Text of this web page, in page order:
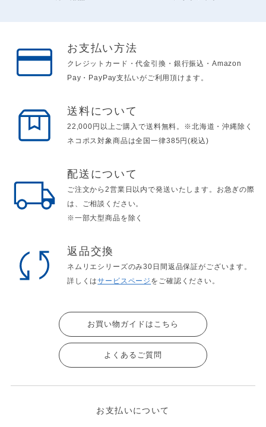
お支払い方法
クレジットカード・代金引換・銀行振込・Amazon
Pay・PayPay支払いがご利用頂けます。
送料について
22,000円以上ご購入で送料無料。※北海道・沖縄除く
ネコポス対象商品は全国一律385円(税込)
配送について
ご注文から2営業日以内で発送いたします。お急ぎの際
は、ご相談ください。
※一部大型商品を除く
返品交換
ネムリエシリーズのみ30日間返品保証がございます。
詳しくはサービスページ をご確認ください。
お買い物ガイドはこちら
よくあるご質問
お支払いについて